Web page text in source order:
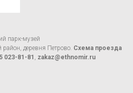
парк-музей
деревня Петрово. Схема проезда
023-81-81 , zakaz@ethnomir.ru